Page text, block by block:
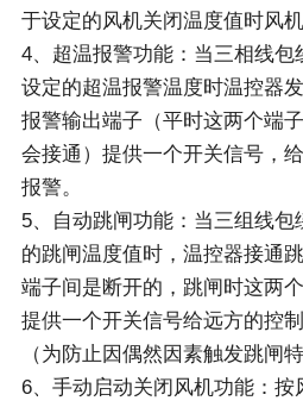
于设定的风机关闭温度值时风机
4、超温报警功能：当三相线包
设定的超温报警温度时温控器
报警输出端子（平时这两个端
会接通）提供一个开关信号，
报警。
5、自动跳闸功能：当三组线包
的跳闸温度值时，温控器接通
端子间是断开的，跳闸时这两
提供一个开关信号给远方的控
（为防止因偶然因素触发跳闸
6、手动启动关闭风机功能：